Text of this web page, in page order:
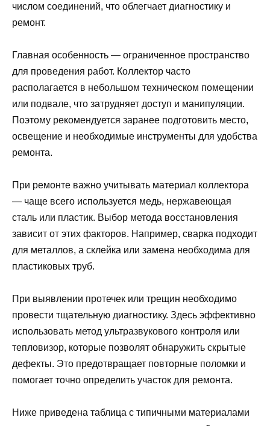
числом соединений, что облегчает диагностику и
ремонт.
Главная особенность — ограниченное пространство
для проведения работ. Коллектор часто
располагается в небольшом техническом помещении
или подвале, что затрудняет доступ и манипуляции.
Поэтому рекомендуется заранее подготовить место,
освещение и необходимые инструменты для удобства
ремонта.
При ремонте важно учитывать материал коллектора
— чаще всего используется медь, нержавеющая
сталь или пластик. Выбор метода восстановления
зависит от этих факторов. Например, сварка подходит
для металлов, а склейка или замена необходима для
пластиковых труб.
При выявлении протечек или трещин необходимо
провести тщательную диагностику. Здесь эффективно
использовать метод ультразвукового контроля или
тепловизор, которые позволят обнаружить скрытые
дефекты. Это предотвращает повторные поломки и
помогает точно определить участок для ремонта.
Ниже приведена таблица с типичными материалами